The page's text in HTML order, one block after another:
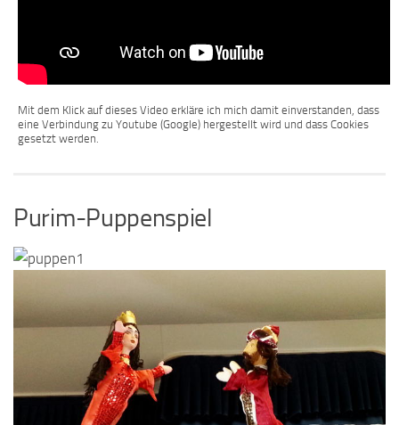
Mit dem Klick auf dieses Video erkläre ich mich damit einverstanden, dass
eine Verbindung zu Youtube (Google) hergestellt wird und dass Cookies
gesetzt werden.
Purim-Puppenspiel